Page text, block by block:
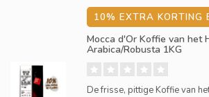
10% EXTRA KORTING
Mocca d'Or Koffie van het
Arabica/Robusta 1KG
De frisse, pittige Koffie van